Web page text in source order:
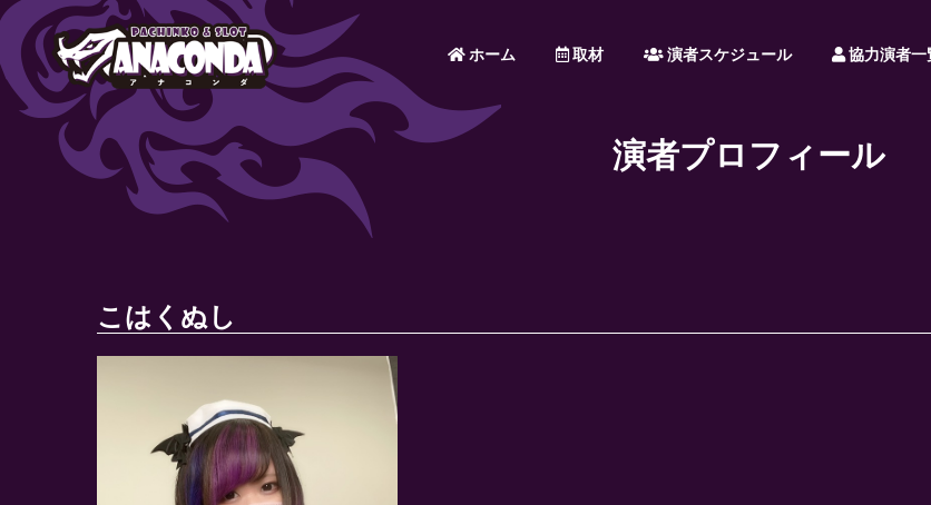
ホーム 取材 演者スケジュール 協力演者一
演者プロフィール
こはくぬし